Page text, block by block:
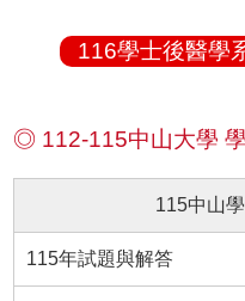
116學士後醫學
◎ 112-115中山大學
115中山
115年試題與解答